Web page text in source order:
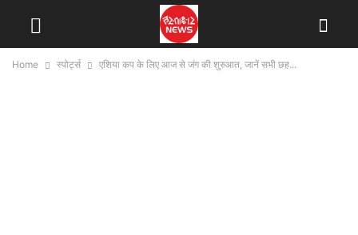
Home स्पोर्ट्स एशिया कप के लिए आज से जंग की शुरुआत, जानें सभी छह...